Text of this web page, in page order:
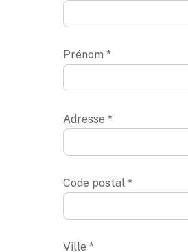
Prénom *
Adresse *
Code postal *
Ville *